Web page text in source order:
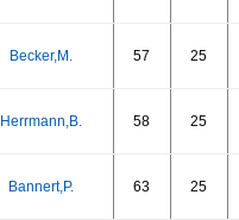
Becker,M. 57 25
Herrmann,B. 58 25
Bannert,P. 63 25